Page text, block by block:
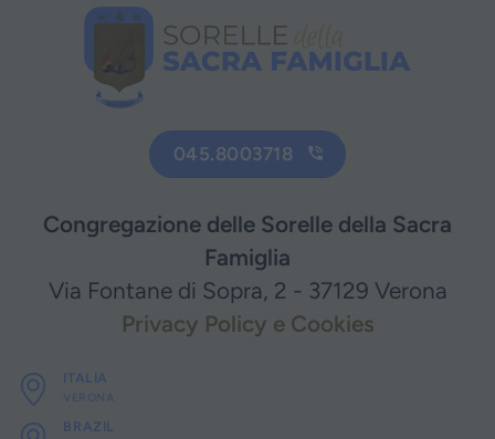
045.8003718
Congregazione delle Sorelle della Sacra
Famiglia
Via Fontane di Sopra, 2 - 37129 Verona
Privacy Policy e Cookies
ITALIA
VERONA
BRAZIL